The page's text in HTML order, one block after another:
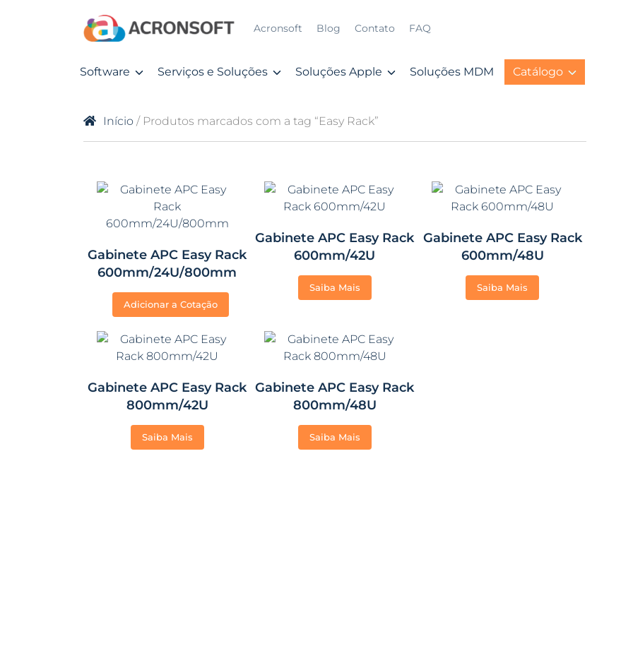
Acronsoft Blog Contato FAQ
Software Serviços e Soluções Soluções Apple Soluções MDM Catálogo
Início / Produtos marcados com a tag “Easy Rack”
Gabinete APC Easy Rack
600mm/24U/800mm
Adicionar a Cotação
Gabinete APC Easy Rack
600mm/42U
Saiba Mais
Gabinete APC Easy Rack
600mm/48U
Saiba Mais
Gabinete APC Easy Rack
800mm/42U
Saiba Mais
Gabinete APC Easy Rack
800mm/48U
Saiba Mais